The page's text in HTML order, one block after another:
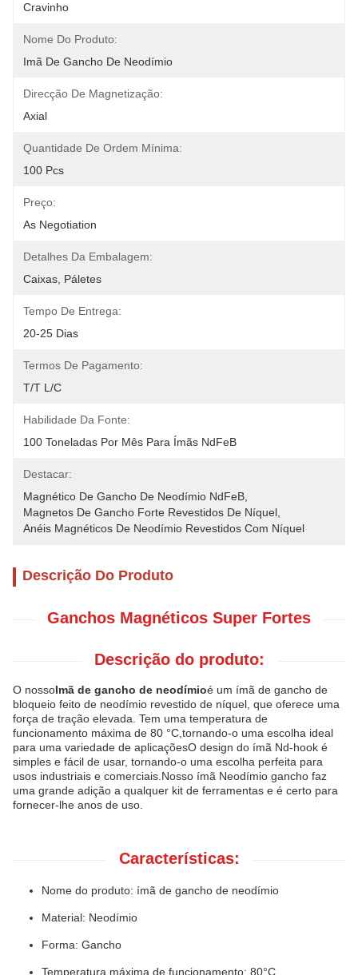
Cravinho
Nome Do Produto:
Imã De Gancho De Neodímio
Direcção De Magnetização:
Axial
Quantidade De Ordem Mínima:
100 Pcs
Preço:
As Negotiation
Detalhes Da Embalagem:
Caixas, Páletes
Tempo De Entrega:
20-25 Dias
Termos De Pagamento:
T/T L/C
Habilidade Da Fonte:
100 Toneladas Por Mês Para Ímãs NdFeB
Destacar:
Magnético De Gancho De Neodímio NdFeB
Magnetos De Gancho Forte Revestidos De Níquel
Anéis Magnéticos De Neodímio Revestidos Com Níquel
Descrição Do Produto
Ganchos Magnéticos Super Fortes
Descrição do produto:
O nossoImã de gancho de neodímioé um ímã de gancho de
bloqueio feito de neodímio revestido de níquel, que oferece uma
força de tração elevada. Tem uma temperatura de
funcionamento máxima de 80 °C,tornando-o uma escolha ideal
para uma variedade de aplicaçõesO design do ímã Nd-hook é
simples e fácil de usar, tornando-o uma escolha perfeita para
usos industriais e comerciais.Nosso ímã Neodímio gancho faz
uma grande adição a qualquer kit de ferramentas e é certo para
fornecer-lhe anos de uso.
Características:
Nome do produto: ímã de gancho de neodímio
Material: Neodímio
Forma: Gancho
Temperatura máxima de funcionamento: 80°C